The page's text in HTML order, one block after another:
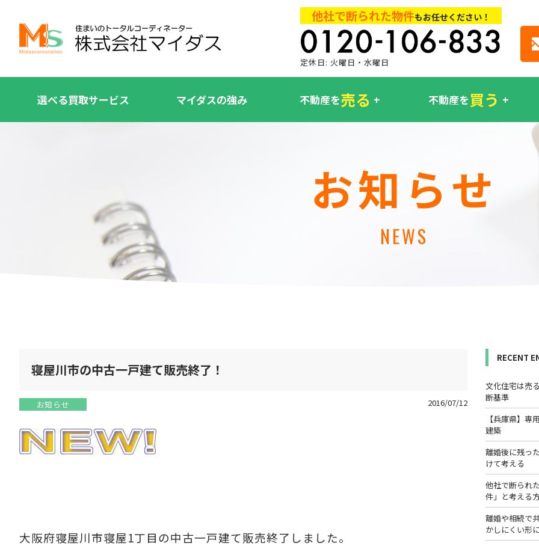
他社で断られた物件もお任せください！
定休日: 火曜日・水曜日
選べる買取サービス マイダスの強み 不動産を売る 不動産を買う
お知らせ
NEWS
寝屋川市の中古一戸建て販売終了！
お知らせ 2016/07/12
大阪府寝屋川市寝屋1丁目の中古一戸建て販売終了しました。
RECENT
文化住宅は売
断基準
【兵庫県】
建築
離婚後に残っ
けて考える
他社で断られ
件」と考える
離婚や相続で
かしにくい形